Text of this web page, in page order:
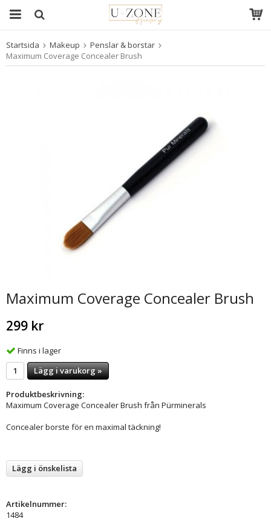
Produkten har blivit tillagd i varukorgen
Startsida Makeup
Penslar & borstar
Maximum Coverage Concealer Brush
Maximum Coverage Concealer Brush
299 kr
Finns i lager
Lägg i varukorg »
Produktbeskrivning:
Maximum Coverage Concealer Brush från Pürminerals
Concealer borste för en maximal täckning!
Lägg i önskelista
Artikelnummer:
1484